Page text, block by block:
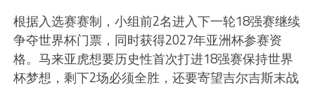
根据入选赛赛制，小组前2名进入下一轮18强赛继续
争夺世界杯门票，同时获得2027年亚洲杯参赛资
格。马来亚虎想要历史性首次打进18强赛保持世界
杯梦想，剩下2场必须全胜，还要寄望吉尔吉斯末战